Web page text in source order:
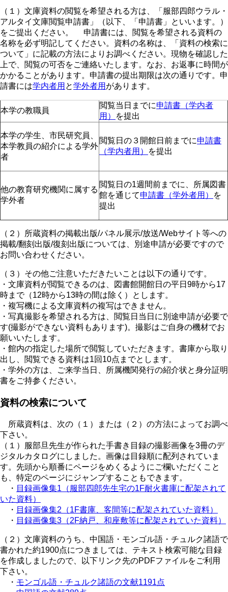
（１）文庫資料の閲覧を希望される方は、「服部四郎ウラル・
アルタイ文庫閲覧申請書」（以下、「申請書」といいます。）
をご提出ください。 申請書には、閲覧を希望される資料の
名称を必ず明記してください。資料の名称は、「資料の検索に
ついて」に記載の方法によりお調べください。現物を確認した
上で、閲覧の可否をご連絡いたします。なお、お返事に時間が
かかることがあります。申請書の提出期限は次の通りです。申
請書には学内者用 と学外者用 があります。
本学の教職員
閲覧当日までに申請書（学内者
用）
を提出
本学の学生、市民研究員、
本学教員の紹介による学外
者
閲覧日の３開館日前までに申請書
（学内者用）
を提出
他の教育研究機関に属する
学外者
閲覧日の1週間前までに、所属図書
館を通じて申請書（学外者用）
を
提出
（２）所蔵資料の掲載出版/パネル展示/放送/Webサイト等への
掲載/翻刻出版/復刻出版については、別途申請が必要ですので
お問い合わせください。
（３）その他ご注意いただきたいことは以下の通りです。
・文庫資料が閲覧できるのは、図書館開館日の平日9時から17
時まで（12時から13時の間は除く）とします。
・複写機による文庫資料の複写はできません。
・写真撮影を希望される方は、閲覧日当日に別途申請が必要で
す(撮影ができない資料もあります)。撮影はご自身の機材でお
願いいたします。
・館内の指定した場所で閲覧していただきます。書庫から取り
出し、閲覧できる資料は1回10点までとします。
・学外の方は、ご来学当日、所属機関発行の紹介状と身分証明
書をご持参ください。
資料の検索について
所蔵資料は、次の（１）または（２）の方法によってお調べ
下さい。
（１）服部旦先生が作られた手書き目録の撮影画像を3冊のデ
ジタルカタログにしました。画像は目録順に配列されていま
す。先頭から順番にページをめくるようにご欄いただくこと
も、特定のページにジャンプすることもできます。
・ 目録画像集1（服部四郎先生宅の1F耐火書庫に配架されて
いた資料）
・ 目録画像集2（1F書庫、客間等に配架されていた資料）
・ 目録画像集3（2F納戸、和座敷等に配架されていた資料）
（２）文庫資料のうち、中国語・モンゴル語・チュルク諸語で
書かれた約1900点につきましては、テキスト検索可能な目録
を作成しましたので、以下リンク先のPDFファイルをご利用
下さい。
・ モンゴル語・チュルク諸語の文献1191点